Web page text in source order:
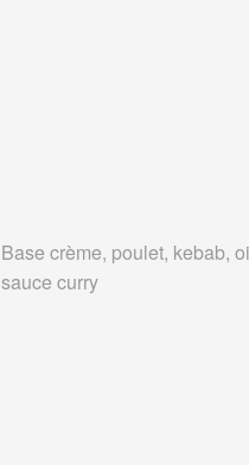
Base crème, poulet, kebab,
sauce curry